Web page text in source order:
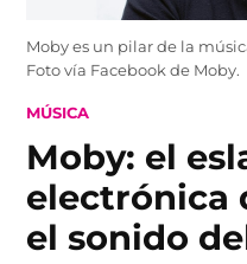
Moby es un pilar de la
Foto vía Facebook de Moby.
POSTED
MÚSICA
Moby: el
electrónica
el sonido